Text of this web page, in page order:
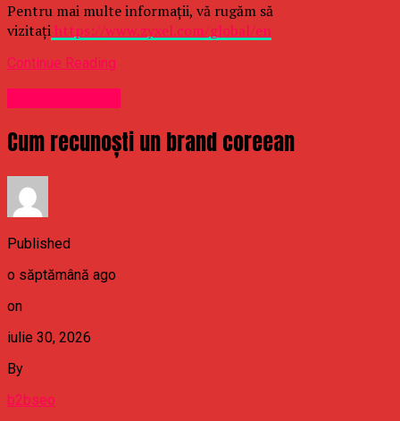
Pentru mai multe informații, vă rugăm să
vizitațihttps://www.zyxel.com/global/en
Continue Reading
Cum recunoști un brand coreean
Published
o săptămână ago
on
iulie 30, 2026
By
b2bseo